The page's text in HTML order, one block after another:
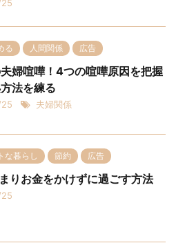
る 人間関係 広告
婦喧嘩！4つの喧嘩原因を把握
法を練る
夫婦関係
な暮らし 節約 広告
りお金をかけずに過ごす方法